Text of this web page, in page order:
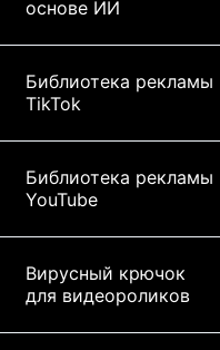
основе ИИ
Библиотека рекламы
TikTok
Библиотека рекламы
YouTube
Вирусный крючок
для видеороликов